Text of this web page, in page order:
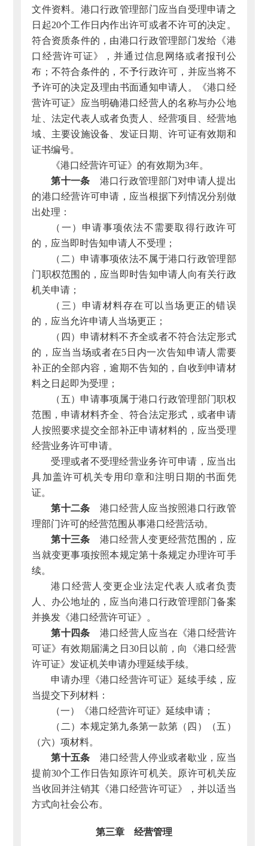
文件资料。港口行政管理部门应当自受理申请之
日起20个工作日内作出许可或者不许可的决定。
符合资质条件的，由港口行政管理部门发给《港
口经营许可证》，并通过信息网络或者报刊公
布；不符合条件的，不予行政许可，并应当将不
予许可的决定及理由书面通知申请人。《港口经
营许可证》应当明确港口经营人的名称与办公地
址、法定代表人或者负责人、经营项目、经营地
域、主要设施设备、发证日期、许可证有效期和
证书编号。
《港口经营许可证》的有效期为3年。
第十一条 港口行政管理部门对申请人提出
的港口经营许可申请，应当根据下列情况分别做
出处理：
（一）申请事项依法不需要取得行政许可
的，应当即时告知申请人不受理；
（二）申请事项依法不属于港口行政管理部
门职权范围的，应当即时告知申请人向有关行政
机关申请；
（三）申请材料存在可以当场更正的错误
的，应当允许申请人当场更正；
（四）申请材料不齐全或者不符合法定形式
的，应当当场或者在5日内一次告知申请人需要
补正的全部内容，逾期不告知的，自收到申请材
料之日起即为受理；
（五）申请事项属于港口行政管理部门职权
范围，申请材料齐全、符合法定形式，或者申请
人按照要求提交全部补正申请材料的，应当受理
经营业务许可申请。
受理或者不受理经营业务许可申请，应当出
具加盖许可机关专用印章和注明日期的书面凭
证。
第十二条 港口经营人应当按照港口行政管
理部门许可的经营范围从事港口经营活动。
第十三条 港口经营人变更经营范围的，应
当就变更事项按照本规定第十条规定办理许可手
续。
港口经营人变更企业法定代表人或者负责
人、办公地址的，应当向港口行政管理部门备案
并换发《港口经营许可证》。
第十四条 港口经营人应当在《港口经营许
可证》有效期届满之日30日以前，向《港口经营
许可证》发证机关申请办理延续手续。
申请办理《港口经营许可证》延续手续，应
当提交下列材料：
（一）《港口经营许可证》延续申请；
（二）本规定第九条第一款第（四）（五）
（六）项材料。
第十五条 港口经营人停业或者歇业，应当
提前30个工作日告知原许可机关。原许可机关应
当收回并注销其《港口经营许可证》，并以适当
方式向社会公布。
第三章 经营管理